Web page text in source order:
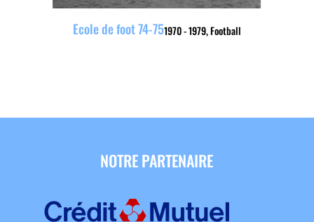
1970 - 1979,Football
Ecole de foot 74-75
NOTRE PARTENAIRE